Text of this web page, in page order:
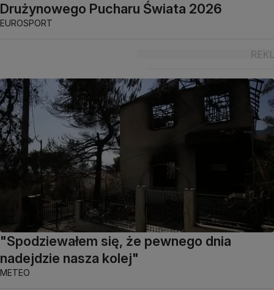
Drużynowego Pucharu Świata 2026
EUROSPORT
"Spodziewałem się, że pewnego dnia
nadejdzie nasza kolej"
METEO